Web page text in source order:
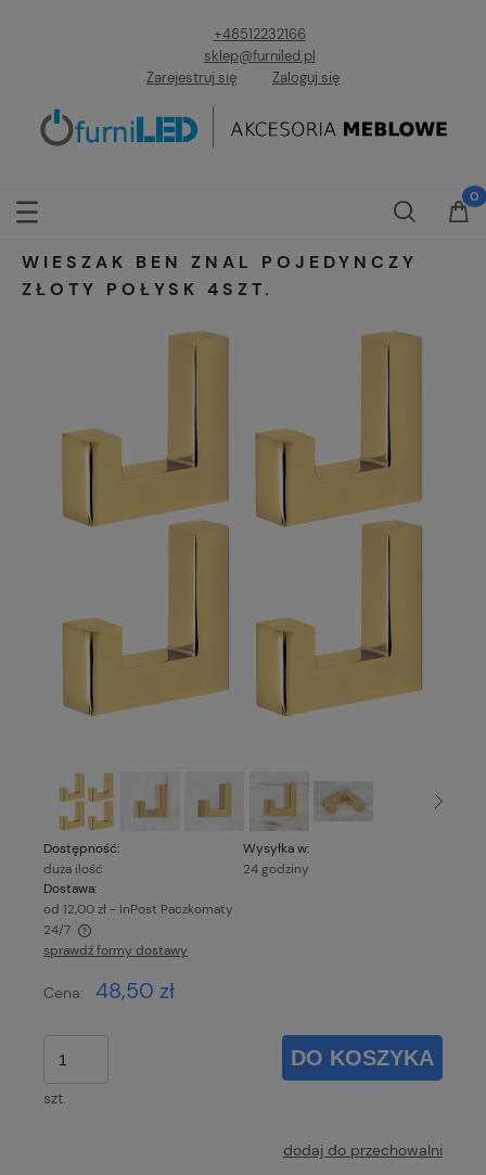
+48512232166
sklep@furniled.pl
Zarejestruj się
Zaloguj się
WIESZAK BEN ZNAL POJEDYNCZY
ZŁOTY POŁYSK 4SZT.
Dostępność:
duża ilość
Wysyłka w:
24 godziny
Dostawa:
od 12,00 zł - InPost Paczkomaty
24/7
Cena nie zawiera ewentualnych kosztów płatności
sprawdź formy dostawy
Cena: 48,50 zł
szt.
DO KOSZYKA
dodaj do przechowalni